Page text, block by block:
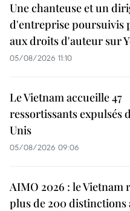
Une chanteuse et un
d'entreprise poursuivis
aux droits d'auteur sur
05/08/2026 11:10
Le Vietnam accueille 47
ressortissants expulsés
Unis
05/08/2026 09:06
AIMO 2026 : le Vietnam
plus de 200 distinctions